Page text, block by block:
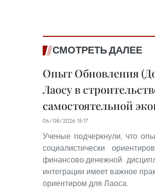
СМОТРЕТЬ ДАЛЕЕ
Опыт Обновления
Лаосу в
самостоятельной
06/08/2026 15:17
Ученые подчеркнули, что
социалистически
финансово-денежной
интеграции имеет важное
ориентиром для Лаоса.